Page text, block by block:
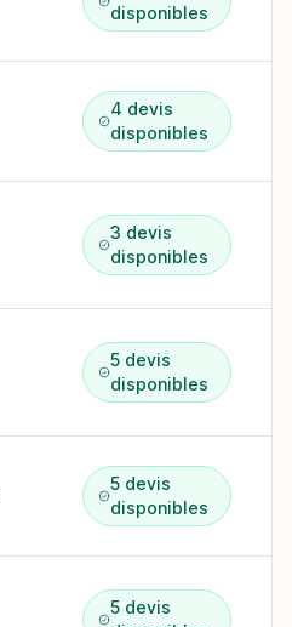
disponibles
4 devis
disponibles
3 devis
disponibles
5 devis
disponibles
5 devis
disponibles
5 devis